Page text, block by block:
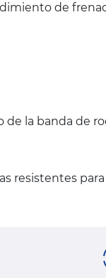
de
la banda de
resistentes